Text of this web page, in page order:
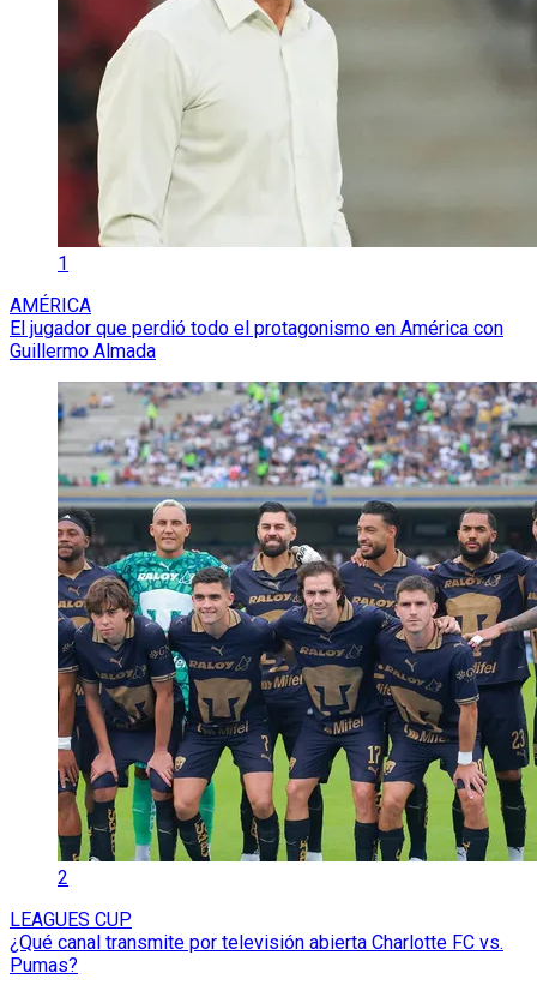
1
AMÉRICA
El jugador que perdió todo el protagonismo en América con
Guillermo Almada
2
LEAGUES CUP
¿Qué canal transmite por televisión abierta Charlotte FC vs.
Pumas?